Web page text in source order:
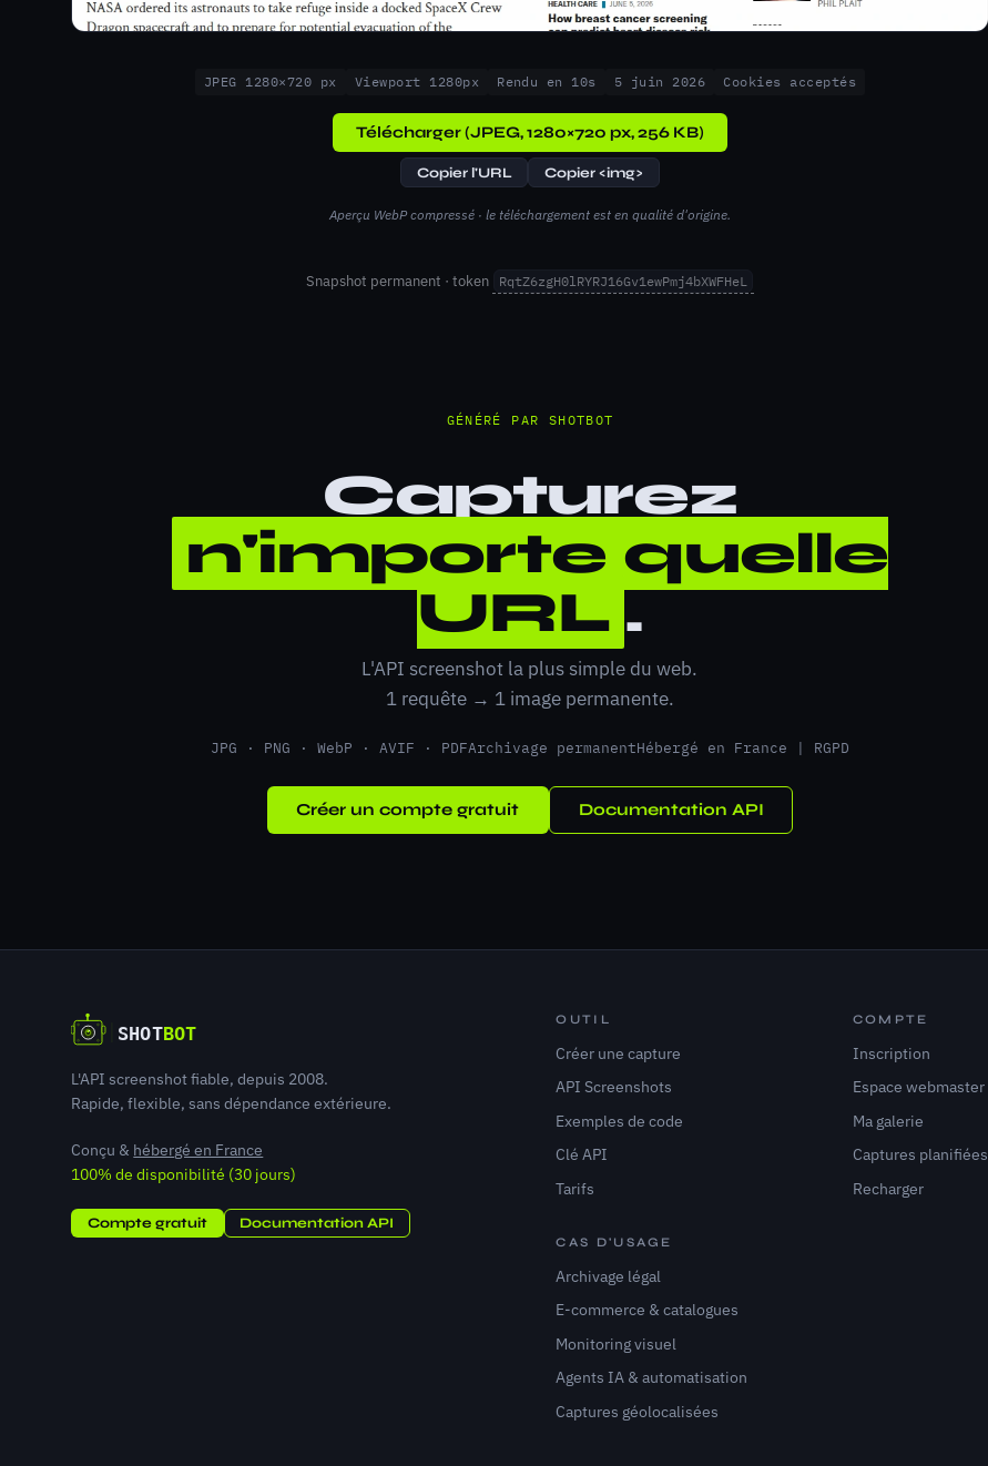
JPEG 1280×720 px Viewport 1280px Rendu en 10s 5 juin 2026 Cookies acceptés
Télécharger (JPEG, 1280×720 px, 256 KB)
Copier l'URL Copier <img>
Aperçu WebP compressé · le téléchargement est en qualité d'origine.
Snapshot permanent · token RqtZ6zgH0lRYRJ16Gv1ewPmj4bXWFHeL
GÉNÉRÉ PAR SHOTBOT
Capturez
n'importe quelle
URL .
L'API screenshot la plus simple du web.
1 requête → 1 image permanente.
JPG · PNG · WebP · AVIF · PDFArchivage permanentHébergé en France | RGPD
Créer un compte gratuit Documentation API
L'API screenshot fiable, depuis 2008.
Rapide, flexible, sans dépendance extérieure.
Conçu & hébergé en France
100% de disponibilité (30 jours)
Compte gratuit Documentation API
OUTIL
Créer une capture
API Screenshots
Exemples de code
Clé API
Tarifs
COMPTE
Inscription
Espace webmaster
Ma galerie
Captures planifiées
Recharger
CAS D'USAGE
Archivage légal
E-commerce & catalogues
Monitoring visuel
Agents IA & automatisation
Captures géolocalisées